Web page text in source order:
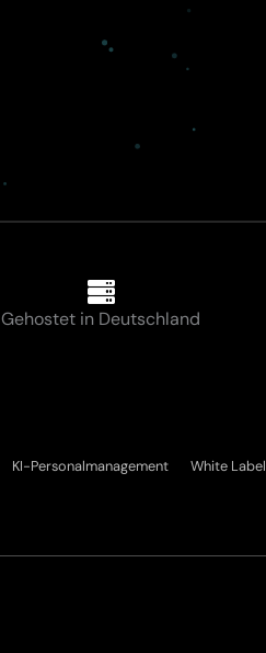
Gehostet in Deutschland
KI-Personalmanagement White Label